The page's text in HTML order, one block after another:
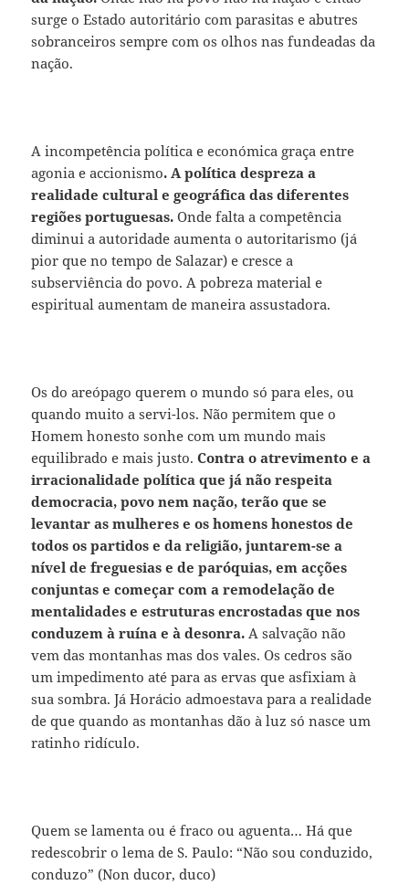
surge o Estado autoritário com parasitas e abutres
sobranceiros sempre com os olhos nas fundeadas da
nação.
A incompetência política e económica graça entre
agonia e accionismo. A política despreza a
realidade cultural e geográfica das diferentes
regiões portuguesas.Onde falta a competência
diminui a autoridade aumenta o autoritarismo (já
pior que no tempo de Salazar) e cresce a
subserviência do povo. A pobreza material e
espiritual aumentam de maneira assustadora.
Os do areópago querem o mundo só para eles, ou
quando muito a servi-los. Não permitem que o
Homem honesto sonhe com um mundo mais
equilibrado e mais justo.Contra o atrevimento e a
irracionalidade política que já não respeita
democracia, povo nem nação, terão que se
levantar as mulheres e os homens honestos de
todos os partidos e da religião, juntarem-se a
nível de freguesias e de paróquias, em acções
conjuntas e começar com a remodelação de
mentalidades e estruturas encrostadas que nos
conduzem à ruína e à desonra.A salvação não
vem das montanhas mas dos vales. Os cedros são
um impedimento até para as ervas que asfixiam à
sua sombra. Já Horácio admoestava para a realidade
de que quando as montanhas dão à luz só nasce um
ratinho ridículo.
Quem se lamenta ou é fraco ou aguenta… Há que
redescobrir o lema de S. Paulo: “Não sou conduzido,
conduzo” (Non ducor, duco)